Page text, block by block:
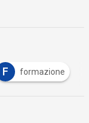
F formazione